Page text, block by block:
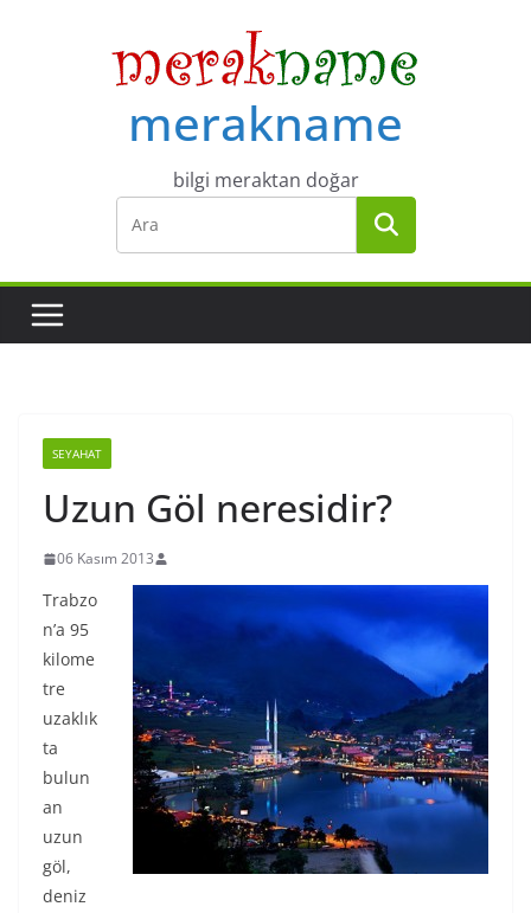
merakname
bilgi meraktan doğar
SEYAHAT
Uzun Göl neresidir?
06 Kasım 2013
Trabzo
n’a 95
kilome
tre
uzaklık
ta
bulun
an
uzun
göl,
deniz